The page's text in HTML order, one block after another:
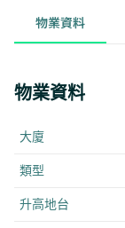
物業資料
物業資料
大廈
類型
升高地台